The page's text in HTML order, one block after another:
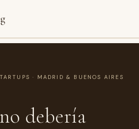
· MADRID & BUENOS AIRES
debería